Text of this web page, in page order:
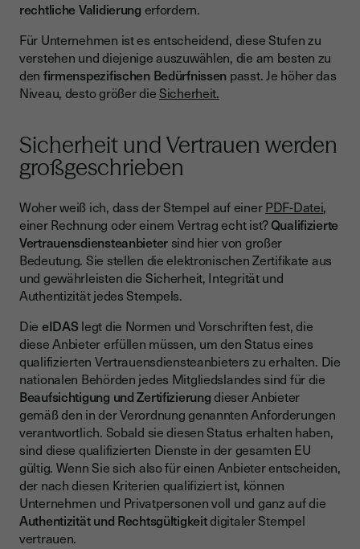
rechtliche Validierung erfordern.
Für Unternehmen ist es entscheidend, diese Stufen zu
verstehen und diejenige auszuwählen, die am besten zu
den firmenspezifischen Bedürfnissen passt. Je höher das
Niveau, desto größer dieSicherheit.
Sicherheit und Vertrauen werden
großgeschrieben
Woher weiß ich, dass der Stempel auf einerPDF-Datei,
einer Rechnung oder einem Vertrag echt ist?Qualifizierte
Vertrauensdiensteanbieter sind hier von großer
Bedeutung. Sie stellen die elektronischen Zertifikate aus
und gewährleisten die Sicherheit, Integrität und
Authentizität jedes Stempels.
Die eIDAS legt die Normen und Vorschriften fest, die
diese Anbieter erfüllen müssen, um den Status eines
qualifizierten Vertrauensdiensteanbieters zu erhalten. Die
nationalen Behörden jedes Mitgliedslandes sind für die
Beaufsichtigung und Zertifizierungdieser Anbieter
gemäß den in der Verordnung genannten Anforderungen
verantwortlich. Sobald sie diesen Status erhalten haben,
sind diese qualifizierten Dienste in der gesamten EU
gültig. Wenn Sie sich also für einen Anbieter entscheiden,
der nach diesen Kriterien qualifiziert ist, können
Unternehmen und Privatpersonen voll und ganz auf die
Authentizität und Rechtsgültigkeitdigitaler Stempel
vertrauen.